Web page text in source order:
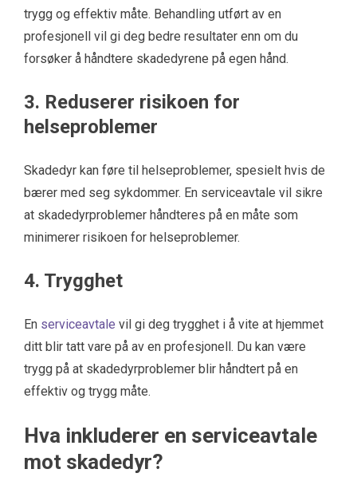
trygg og effektiv måte. Behandling utført av en
profesjonell vil gi deg bedre resultater enn om du
forsøker å håndtere skadedyrene på egen hånd.
3. Reduserer risikoen for
helseproblemer
Skadedyr kan føre til helseproblemer, spesielt hvis de
bærer med seg sykdommer. En serviceavtale vil sikre
at skadedyrproblemer håndteres på en måte som
minimerer risikoen for helseproblemer.
4. Trygghet
En serviceavtale vil gi deg trygghet i å vite at hjemmet
ditt blir tatt vare på av en profesjonell. Du kan være
trygg på at skadedyrproblemer blir håndtert på en
effektiv og trygg måte.
Hva inkluderer en serviceavtale
mot skadedyr?